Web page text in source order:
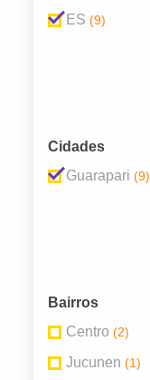
ES (9)
Cidades
Guarapari (9)
Bairros
Centro (2)
Jucunen (1)